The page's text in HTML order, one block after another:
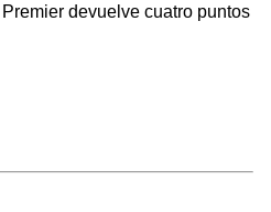
devuelve cuatro puntos